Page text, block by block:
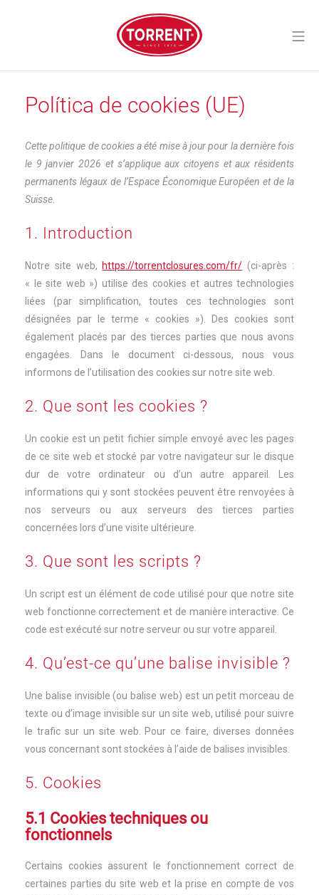
Torrent Closures
Política de cookies (UE)
Cette politique de cookies a été mise à jour pour la dernière fois
le 9 janvier 2026 et s’applique aux citoyens et aux résidents
permanents légaux de l’Espace Économique Européen et de la
Suisse.
1. Introduction
Notre site web, https://torrentclosures.com/fr/ (ci-après :
« le site web ») utilise des cookies et autres technologies
liées (par simplification, toutes ces technologies sont
désignées par le terme « cookies »). Des cookies sont
également placés par des tierces parties que nous avons
engagées. Dans le document ci-dessous, nous vous
informons de l’utilisation des cookies sur notre site web.
2. Que sont les cookies ?
Un cookie est un petit fichier simple envoyé avec les pages
de ce site web et stocké par votre navigateur sur le disque
dur de votre ordinateur ou d’un autre appareil. Les
informations qui y sont stockées peuvent être renvoyées à
nos serveurs ou aux serveurs des tierces parties
concernées lors d’une visite ultérieure.
3. Que sont les scripts ?
Un script est un élément de code utilisé pour que notre site
web fonctionne correctement et de manière interactive. Ce
code est exécuté sur notre serveur ou sur votre appareil.
4. Qu’est-ce qu’une balise invisible ?
Une balise invisible (ou balise web) est un petit morceau de
texte ou d’image invisible sur un site web, utilisé pour suivre
le trafic sur un site web. Pour ce faire, diverses données
vous concernant sont stockées à l’aide de balises invisibles.
5. Cookies
5.1 Cookies techniques ou
fonctionnels
Certains cookies assurent le fonctionnement correct de
certaines parties du site web et la prise en compte de vos